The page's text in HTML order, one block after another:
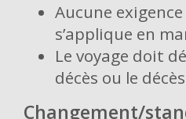
Aucune
s’applique en
Le voyage doit
décès ou le
Changement/